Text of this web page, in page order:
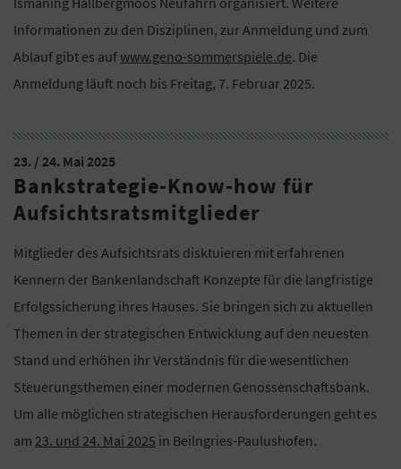
Informationen zu den Disziplinen, zur Anmeldung und zum
Ablauf gibt es aufwww.geno-sommerspiele.de. Die
Anmeldung läuft noch bis Freitag, 7. Februar 2025.
23. / 24. Mai 2025
Bankstrategie-Know-how für
Aufsichtsratsmitglieder
Mitglieder des Aufsichtsrats disktuieren mit erfahrenen
Kennern der Bankenlandschaft Konzepte für die langfristige
Erfolgssicherung ihres Hauses. Sie bringen sich zu aktuellen
Themen in der strategischen Entwicklung auf den neuesten
Stand und erhöhen ihr Verständnis für die wesentlichen
Steuerungsthemen einer modernen Genossenschaftsbank.
Um alle möglichen strategischen Herausforderungen geht es
am 23. und 24. Mai 2025 in Beilngries-Paulushofen.